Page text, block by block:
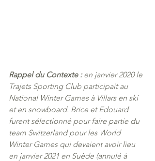
Rappel du Contexte : en janvier 2020 le
Trajets Sporting Club participait au
National Winter Games à Villars en ski
et en snowboard. Brice et Edouard
furent sélectionné pour faire partie du
team Switzerland pour les World
Winter Games qui devaient avoir lieu
en janvier 2021 en Suède (annulé à